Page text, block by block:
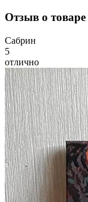
Отзыв о товаре
Сабрин
5
отлично